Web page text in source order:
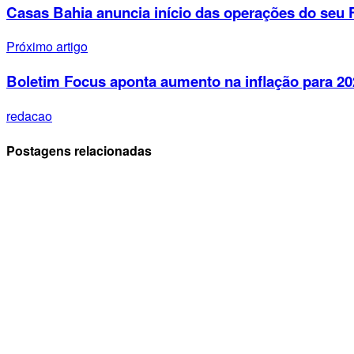
Casas Bahia anuncia início das operações do seu
Próximo artigo
Boletim Focus aponta aumento na inflação para
redacao
Postagens relacionadas